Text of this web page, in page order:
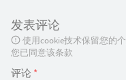
发表评论
使用cookie技术保留您的
您已同意该条款
评论 *